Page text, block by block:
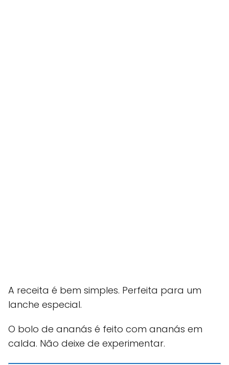
A receita é bem simples. Perfeita para um
lanche especial.
O bolo de ananás é feito com ananás em
calda. Não deixe de experimentar.